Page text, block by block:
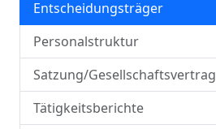
Entscheidungsträger
Personalstruktur
Satzung/Gesellschaftsvertrag
Tätigkeitsberichte